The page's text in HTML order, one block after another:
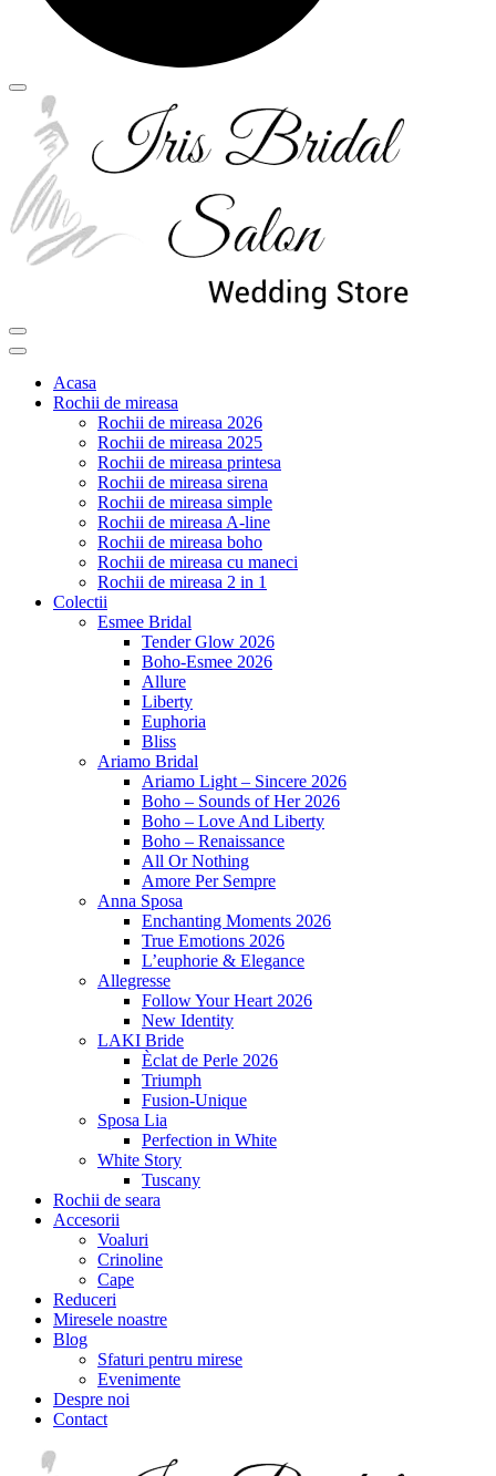
Acasa
Rochii de mireasa
Rochii de mireasa 2026
Rochii de mireasa 2025
Rochii de mireasa printesa
Rochii de mireasa sirena
Rochii de mireasa simple
Rochii de mireasa A-line
Rochii de mireasa boho
Rochii de mireasa cu maneci
Rochii de mireasa 2 in 1
Colectii
Esmee Bridal
Tender Glow 2026
Boho-Esmee 2026
Allure
Liberty
Euphoria
Bliss
Ariamo Bridal
Ariamo Light – Sincere 2026
Boho – Sounds of Her 2026
Boho – Love And Liberty
Boho – Renaissance
All Or Nothing
Amore Per Sempre
Anna Sposa
Enchanting Moments 2026
True Emotions 2026
L’euphorie & Elegance
Allegresse
Follow Your Heart 2026
New Identity
LAKI Bride
Èclat de Perle 2026
Triumph
Fusion-Unique
Sposa Lia
Perfection in White
White Story
Tuscany
Rochii de seara
Accesorii
Voaluri
Crinoline
Cape
Reduceri
Miresele noastre
Blog
Sfaturi pentru mirese
Evenimente
Despre noi
Contact